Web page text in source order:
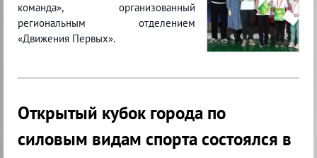
команда», организованный
региональным отделением
«Движения Первых».
Открытый кубок города по
силовым видам спорта состоялся в